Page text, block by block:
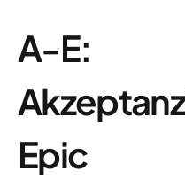
A-E:
Epic